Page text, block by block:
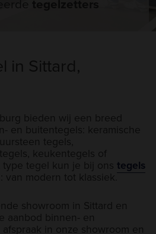
in Sittard,
bieden wij een breed
en buitentegels: keramische
tegels,
keukentegels of
type tegel kun je bij ons tegels
van modern tot klassiek.
showroom in Sittard en
aanbod binnen- en
in onze showroom en